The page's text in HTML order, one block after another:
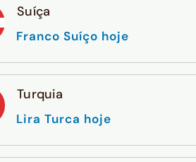
Suíça
Franco Suíço hoje
Turquia
Lira Turca hoje